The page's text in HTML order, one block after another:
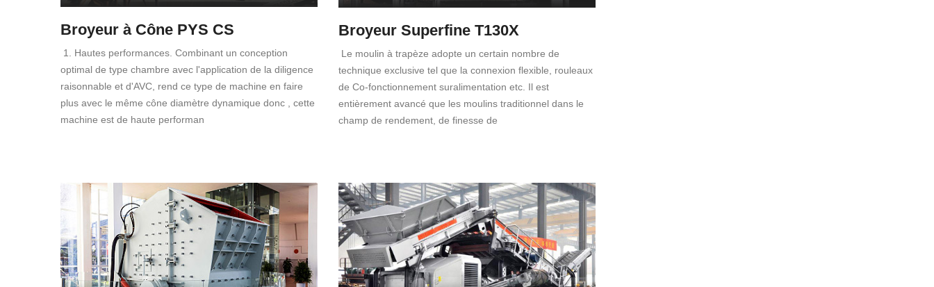
Broyeur à Cône PYS CS
1. Hautes performances. Combinant un conception
optimal de type chambre avec l'application de la diligence
raisonnable et d'AVC, rend ce type de machine en faire
plus avec le même cône diamètre dynamique donc , cette
machine est de haute performan
Broyeur Superfine T130X
Le moulin à trapèze adopte un certain nombre de
technique exclusive tel que la connexion flexible, rouleaux
de Co-fonctionnement suralimentation etc. Il est
entièrement avancé que les moulins traditionnel dans le
champ de rendement, de finesse de